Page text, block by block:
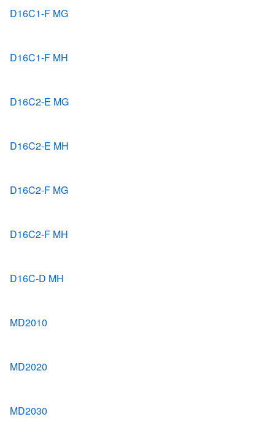
D16C1-F MG
D16C1-F MH
D16C2-E MG
D16C2-E MH
D16C2-F MG
D16C2-F MH
D16C-D MH
MD2010
MD2020
MD2030